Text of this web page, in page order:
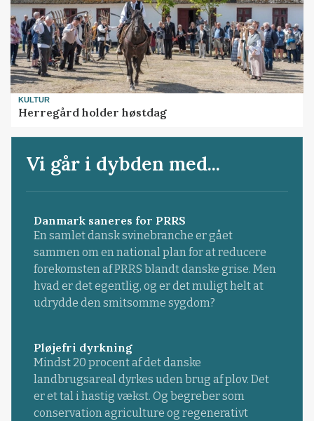
KULTUR
Herregård holder høstdag
Vi går i dybden med...
Danmark saneres for PRRS
En samlet dansk svinebranche er gået
sammen om en national plan for at reducere
forekomsten af PRRS blandt danske grise. Men
hvad er det egentlig, og er det muligt helt at
udrydde den smitsomme sygdom?
Pløjefri dyrkning
Mindst 20 procent af det danske
landbrugsareal dyrkes uden brug af plov. Det
er et tal i hastig vækst. Og begreber som
conservation agriculture og regenerativt